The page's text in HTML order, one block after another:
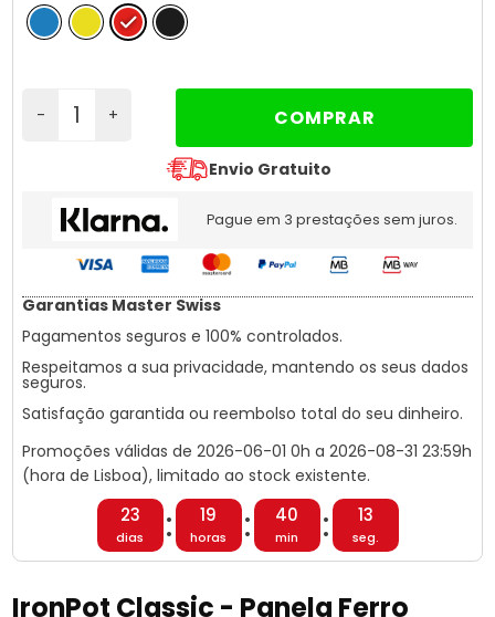
-
Panela
Redonda,
+ COMPRAR
Envio Gratuito
Pague em 3 prestações sem juros.
Garantias Master Swiss
Pagamentos seguros e 100% controlados.
Respeitamos a sua privacidade, mantendo os seus dados
seguros.
Satisfação garantida ou reembolso total do seu dinheiro.
Promoções válidas de2026-06-01 0h a2026-08-31 23:59h
(hora de Lisboa), limitado ao stock existente.
23
dias : 19
horas : 40
min : 11
seg.
IronPot Classic - Panela Ferro